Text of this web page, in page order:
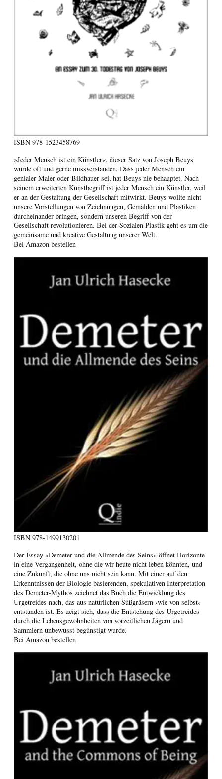
ISBN 978-1523458769
»Jeder Mensch ist ein Künstler«, dieser Satz von Joseph Beuys
wurde oft und gerne missverstanden. Dass jeder Mensch ein
genialer Maler oder Bildhauer sei, hat Beuys nie behauptet. Nach
seinem erweiterten Kunstbegriff ist jeder Mensch ein Künstler, weil
er an der Gestaltung der Gesellschaft mitwirkt. Beuys wollte nicht
unsere Vorstellungen von Zeichnungen, Gemälden und Plastiken
durcheinander bringen, sondern unseren Begriff von der
Gesellschaft revolutionieren. Bei der Sozialen Plastik geht es um die
gemeinsame und kreative Gestaltung unserer Welt.
Bei Amazon bestellen
ISBN 978-1499130201
Der Essay »Demeter und die Allmende des Seins« öffnet Horizonte
in eine Vergangenheit, ohne die wir heute nicht leben könnten, und
eine Zukunft, die ohne uns nicht sein kann. Mit einer auf den
Erkenntnissen der Biologie basierenden, spekulativen Interpretation
des Demeter-Mythos zeichnet das Buch die Entwicklung des
Urgetreides nach, das aus natürlichen Süßgräsern ›wie von selbst‹
entstanden ist. Es zeigt sich, dass die Entstehung des Urgetreides
durch die Lebensgewohnheiten von vorzeitlichen Jägern und
Sammlern unbewusst begünstigt wurde.
Bei Amazon bestellen